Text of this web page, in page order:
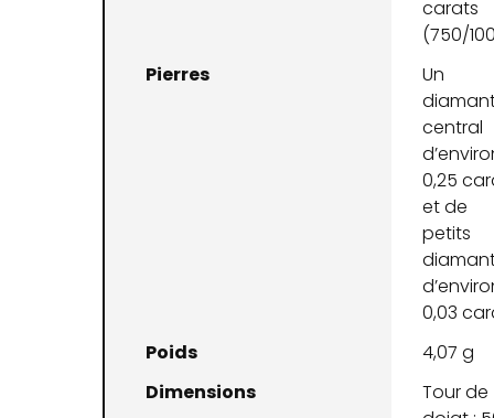
carats
(750/
Pierres
Un
central
0,25
et de
petits
0,03
Poids
4,07 g
Dimensions
Tour de